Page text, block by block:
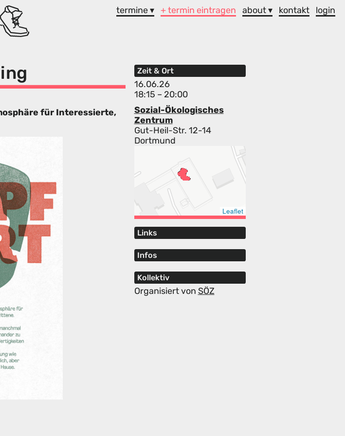
termine ▾ + termin eintragen about ▾ kontakt login
Zeit & Ort
16.06.26
18:15 – 20:00
Sozial-Ökologisches
Zentrum
Gut-Heil-Str. 12-14
Dortmund
Leaflet
Links
Infos
Kollektiv
Organisiert von SÖZ
für Interessierte,